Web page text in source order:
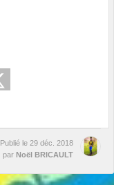
Publié le 29 déc. 2018
par Noël BRICAULT